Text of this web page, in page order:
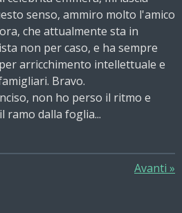
senso, ammiro molto l'amico
che attualmente sta in
non per caso, e ha sempre
arricchimento intellettuale e
Bravo.
non ho perso il ritmo e
ramo dalla foglia...
Avanti »